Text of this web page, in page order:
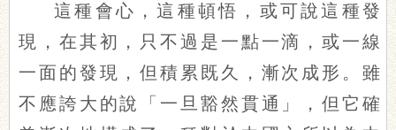
這種會心，這種頓悟，或可說這種發
現，在其初，只不過是一點一滴，或一線
一面的發現，但積累既久，漸次成形。雖
不應誇大的說「一旦豁然貫通」，但它確